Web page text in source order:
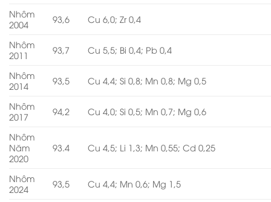
Nhôm
2004
93,6 Cu 6,0; Zr 0,4
Nhôm
2011
93,7 Cu 5,5; Bi 0,4; Pb 0,4
Nhôm
2014
93,5 Cu 4,4; Si 0,8; Mn 0,8; Mg 0,5
Nhôm
2017
94,2 Cu 4,0; Si 0,5; Mn 0,7; Mg 0,6
Nhôm
Năm
2020
93.4 Cu 4,5; Li 1,3; Mn 0,55; Cd 0,25
Nhôm
2024
93,5 Cu 4,4; Mn 0,6; Mg 1,5